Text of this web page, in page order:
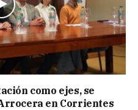
como ejes, se
en Corrientes